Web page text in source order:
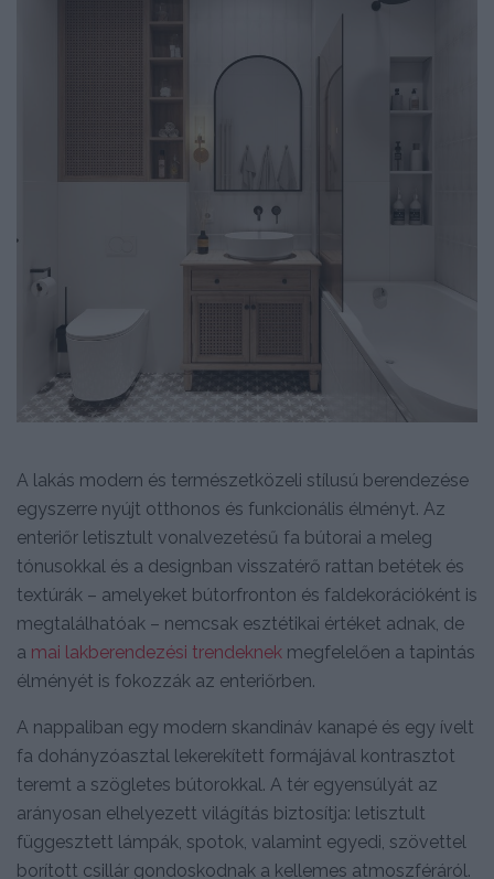
A lakás modern és természetközeli stílusú berendezése
egyszerre nyújt otthonos és funkcionális élményt. Az
enteriőr letisztult vonalvezetésű fa bútorai a meleg
tónusokkal és a designban visszatérő rattan betétek és
textúrák – amelyeket bútorfronton és faldekorációként is
megtalálhatóak – nemcsak esztétikai értéket adnak, de
a mai lakberendezési trendeknek megfelelően a tapintás
élményét is fokozzák az enteriőrben.
A nappaliban egy modern skandináv kanapé és egy ívelt
fa dohányzóasztal lekerekített formájával kontrasztot
teremt a szögletes bútorokkal. A tér egyensúlyát az
arányosan elhelyezett világítás biztosítja: letisztult
függesztett lámpák, spotok, valamint egyedi, szövettel
borított csillár gondoskodnak a kellemes atmoszféráról.